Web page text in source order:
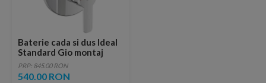
Baterie cada si dus Ideal
Standard Gio montaj
incastrat
PRP: 845.00 RON
540.00 RON